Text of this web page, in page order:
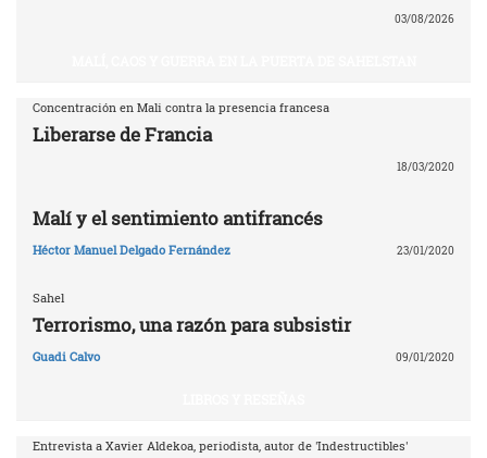
03/08/2026
Concentración en Mali contra la presencia francesa
Liberarse de Francia
18/03/2020
Malí y el sentimiento antifrancés
Héctor Manuel Delgado Fernández 23/01/2020
Sahel
Terrorismo, una razón para subsistir
Guadi Calvo 09/01/2020
Entrevista a Xavier Aldekoa, periodista, autor de 'Indestructibles'